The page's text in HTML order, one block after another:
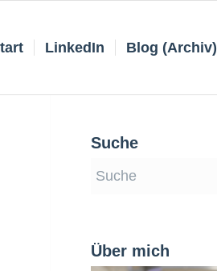
LinkedIn Blog (Archiv)
Suche
Über mich